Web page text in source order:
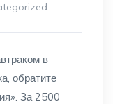
в
обратите
За 2500